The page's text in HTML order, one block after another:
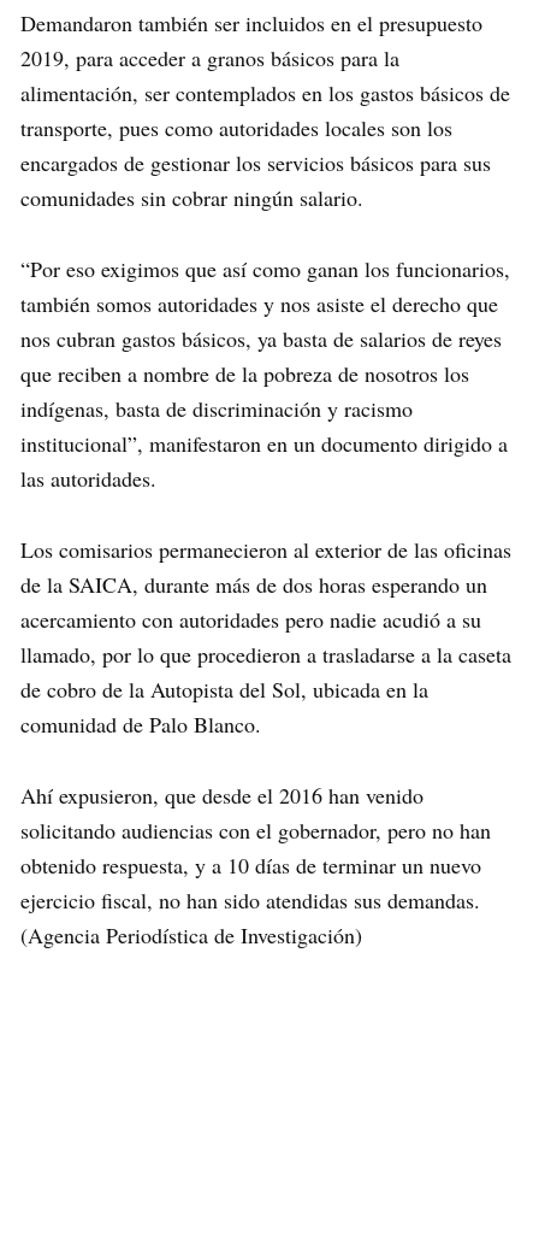
Demandaron también ser incluidos en el presupuesto
2019, para acceder a granos básicos para la
alimentación, ser contemplados en los gastos básicos de
transporte, pues como autoridades locales son los
encargados de gestionar los servicios básicos para sus
comunidades sin cobrar ningún salario.
“Por eso exigimos que así como ganan los funcionarios,
también somos autoridades y nos asiste el derecho que
nos cubran gastos básicos, ya basta de salarios de reyes
que reciben a nombre de la pobreza de nosotros los
indígenas, basta de discriminación y racismo
institucional”, manifestaron en un documento dirigido a
las autoridades.
Los comisarios permanecieron al exterior de las oficinas
de la SAICA, durante más de dos horas esperando un
acercamiento con autoridades pero nadie acudió a su
llamado, por lo que procedieron a trasladarse a la caseta
de cobro de la Autopista del Sol, ubicada en la
comunidad de Palo Blanco.
Ahí expusieron, que desde el 2016 han venido
solicitando audiencias con el gobernador, pero no han
obtenido respuesta, y a 10 días de terminar un nuevo
ejercicio fiscal, no han sido atendidas sus demandas.
(Agencia Periodística de Investigación)